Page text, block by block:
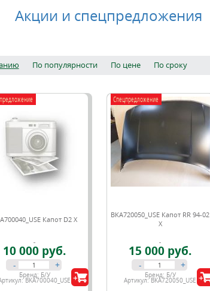
Акции и спецпредложения
По популярности По цене По сроку
Капот D2 X
10 000 руб.
- +
Бренд: Б/У
BKA700040_USE
Спецпредложение
BKA720050_USE Капот RR 94-02
X
15 000 руб.
- +
Бренд: Б/У
Артикул: BKA720050_USE